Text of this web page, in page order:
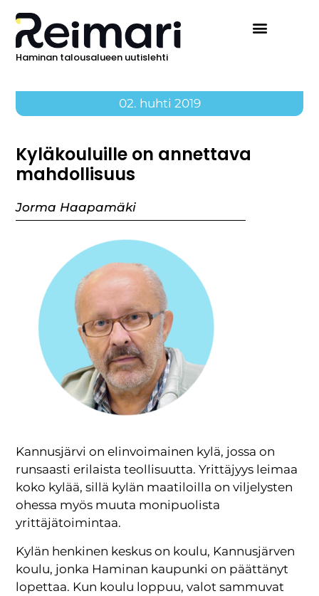
Haminan talousalueen uutislehti
02. huhti 2019
Kyläkouluille on annettava
mahdollisuus
Jorma Haapamäki
Kannusjärvi on elinvoimainen kylä, jossa on
runsaasti erilaista teollisuutta. Yrittäjyys leimaa
koko kylää, sillä kylän maatiloilla on viljelysten
ohessa myös muuta monipuolista
yrittäjätoimintaa.
Kylän henkinen keskus on koulu, Kannusjärven
koulu, jonka Haminan kaupunki on päättänyt
lopettaa. Kun koulu loppuu, valot sammuvat